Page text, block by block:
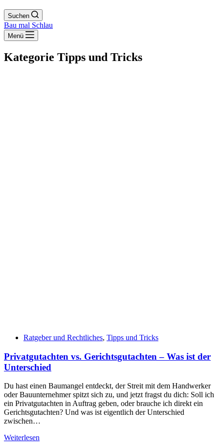
Suchen
Bau mal Schlau
Menü
Kategorie Tipps und Tricks
Ratgeber und Rechtliches, Tipps und Tricks
Privatgutachten vs. Gerichtsgutachten – Was ist der
Unterschied
Du hast einen Baumangel entdeckt, der Streit mit dem Handwerker
oder Bauunternehmer spitzt sich zu, und jetzt fragst du dich: Soll ich
ein Privatgutachten in Auftrag geben, oder brauche ich direkt ein
Gerichtsgutachten? Und was ist eigentlich der Unterschied
zwischen…
Weiterlesen